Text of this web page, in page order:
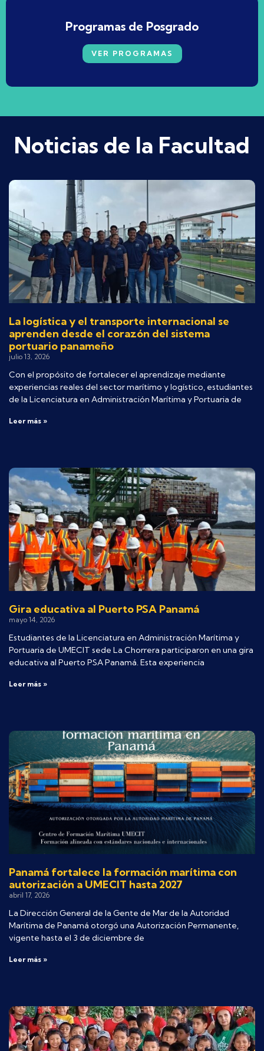
Programas de Posgrado
VER PROGRAMAS
Noticias de la Facultad
La logística y el transporte internacional se
aprenden desde el corazón del sistema
portuario panameño
julio 13, 2026
Con el propósito de fortalecer el aprendizaje mediante
experiencias reales del sector marítimo y logístico, estudiantes
de la Licenciatura en Administración Marítima y Portuaria de
Leer más »
Gira educativa al Puerto PSA Panamá
mayo 14, 2026
Estudiantes de la Licenciatura en Administración Marítima y
Portuaria de UMECIT sede La Chorrera participaron en una gira
educativa al Puerto PSA Panamá. Esta experiencia
Leer más »
Panamá fortalece la formación marítima con
autorización a UMECIT hasta 2027
abril 17, 2026
La Dirección General de la Gente de Mar de la Autoridad
Marítima de Panamá otorgó una Autorización Permanente,
vigente hasta el 3 de diciembre de
Leer más »